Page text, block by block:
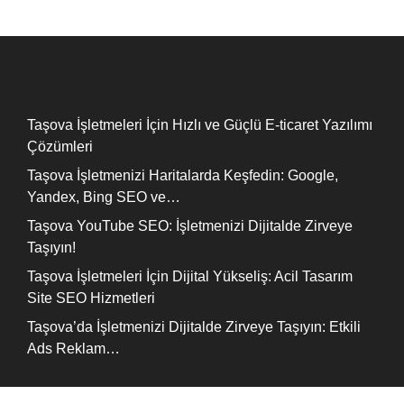
Taşova İşletmeleri İçin Hızlı ve Güçlü E-ticaret Yazılımı
Çözümleri
Taşova İşletmenizi Haritalarda Keşfedin: Google,
Yandex, Bing SEO ve…
Taşova YouTube SEO: İşletmenizi Dijitalde Zirveye
Taşıyın!
Taşova İşletmeleri İçin Dijital Yükseliş: Acil Tasarım
Site SEO Hizmetleri
Taşova’da İşletmenizi Dijitalde Zirveye Taşıyın: Etkili
Ads Reklam…